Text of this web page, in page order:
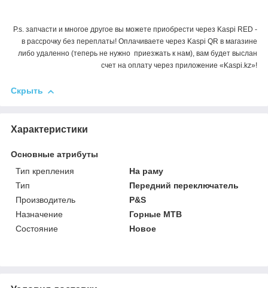
P.s. запчасти и многое другое вы можете приобрести через Kaspi RED -
в рассрочку без переплаты! Оплачиваете через Kaspi QR в магазине
либо удаленно (теперь не нужно приезжать к нам), вам будет выслан
счет на оплату через приложение «Kaspi.kz»!
Скрыть
Характеристики
Основные атрибуты
Тип крепления
На раму
Тип
Передний переключатель
Производитель
P&S
Назначение
Горные MTB
Состояние
Новое